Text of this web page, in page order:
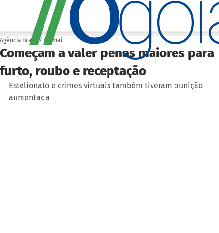
Começam a valer penas maiores para
furto, roubo e receptação
Agência Brasil 4 de mai.
Estelionato e crimes virtuais também tiveram punição
aumentada